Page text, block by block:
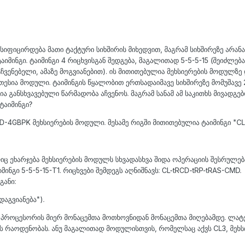
მათი ტაქტური სიხშირის მიხედვით, მაგრამ სიხშირეზე
ტაიმინგი 4 რიცხვისგან შედგება, მაგალითად 5-5-5-15
ამაზე მოგვიანებით). ის მითითებულია მეხსიერების
მოდული. ტაიმინგის წყალობით ერთსადაიმავე სიხშირეზე მომუშავე
განსხვავებული წარმადობა აჩვენოს. მაგრამ სანამ ამ საკითხს
4GBPK მეხსიერების მოდული. მესამე რიგში მითითებულია ტაიმინგი
ეხარჯება მეხსიერების მოდულს სხვადასხვა შიდა ოპერაციის
5-5-5-15-T1. რიცხვები შემდეგს აღნიშნავს: CL-tRCD-tRP-tRAS-CMD.
მიერ მონაცემთა მოთხოვნიდან მონაცემთა მიღებამდე.
რაოდენობას. ანუ მაგალითად მოდულისთვის, რომელსაც აქვს CL3,